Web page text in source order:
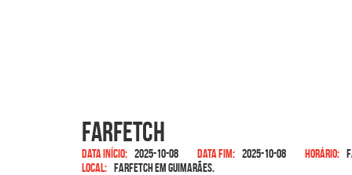
Farfetch
Data início: 2025-10-08 Data fim: 2025-10-08 Horário:
Local: FARFETCH em Guimarães.